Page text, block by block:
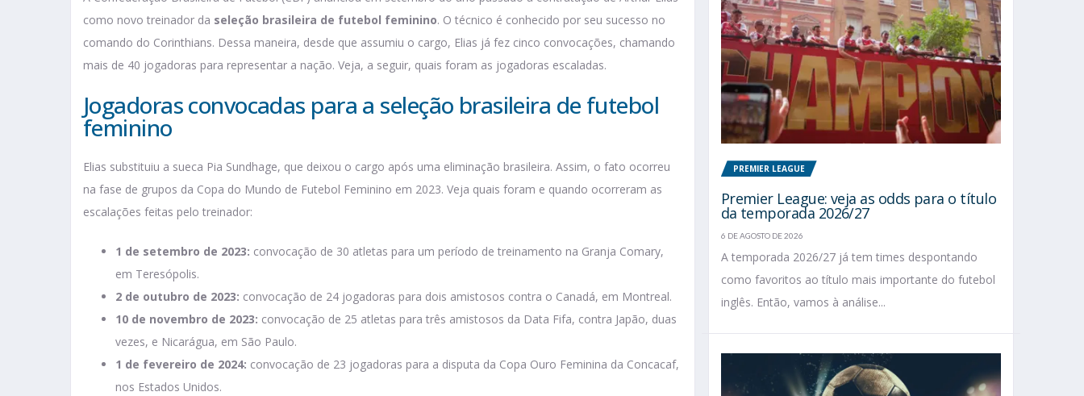
como novo treinador da seleção brasileira de futebol feminino. O técnico é conhecido por seu sucesso no
comando do Corinthians. Dessa maneira, desde que assumiu o cargo, Elias já fez cinco convocações, chamando
mais de 40 jogadoras para representar a nação. Veja, a seguir, quais foram as jogadoras escaladas.
Jogadoras convocadas para a seleção brasileira de futebol
feminino
Elias substituiu a sueca Pia Sundhage, que deixou o cargo após uma eliminação brasileira. Assim, o fato ocorreu
na fase de grupos da Copa do Mundo de Futebol Feminino em 2023. Veja quais foram e quando ocorreram as
escalações feitas pelo treinador:
1 de setembro de 2023: convocação de 30 atletas para um período de treinamento na Granja Comary,
em Teresópolis.
2 de outubro de 2023: convocação de 24 jogadoras para dois amistosos contra o Canadá, em Montreal.
10 de novembro de 2023: convocação de 25 atletas para três amistosos da Data Fifa, contra Japão, duas
vezes, e Nicarágua, em São Paulo.
1 de fevereiro de 2024: convocação de 23 jogadoras para a disputa da Copa Ouro Feminina da Concacaf,
nos Estados Unidos.
PREMIER LEAGUE
Premier League: veja as odds para o título
da temporada 2026/27
6 DE AGOSTO DE 2026
A temporada 2026/27 já tem times despontando
como favoritos ao título mais importante do futebol
inglês. Então, vamos à análise...